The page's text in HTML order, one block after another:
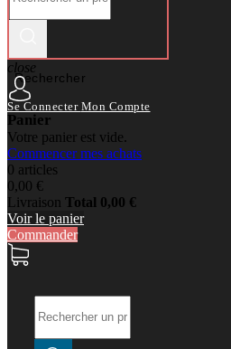
Rechercher
close
Se Connecter Mon Compte
Panier
Votre panier est vide.
Commencer mes achats
0 articles
0,00 €
Livraison Total 0,00 €
Voir le panier
Commander